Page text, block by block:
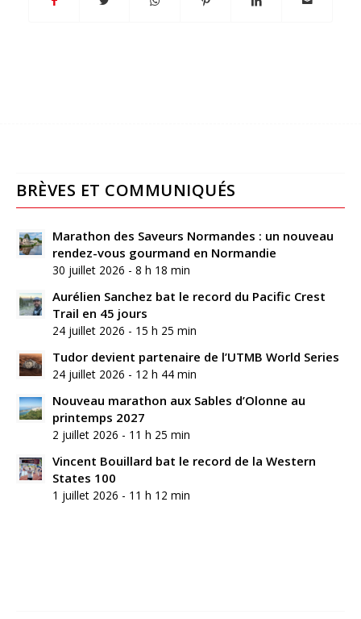
BRÈVES ET COMMUNIQUÉS
Marathon des Saveurs Normandes : un nouveau
rendez-vous gourmand en Normandie
30 juillet 2026 - 8 h 18 min
Aurélien Sanchez bat le record du Pacific Crest
Trail en 45 jours
24 juillet 2026 - 15 h 25 min
Tudor devient partenaire de l’UTMB World Series
24 juillet 2026 - 12 h 44 min
Nouveau marathon aux Sables d’Olonne au
printemps 2027
2 juillet 2026 - 11 h 25 min
Vincent Bouillard bat le record de la Western
States 100
1 juillet 2026 - 11 h 12 min